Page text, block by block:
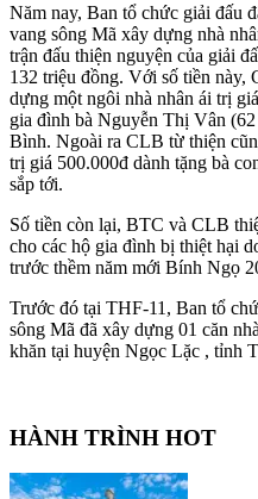
Năm nay, Ban tổ chức giải đấu
vang sông Mã xây dựng nhà
trận đấu thiện nguyện của giải
132 triệu đồng. Với số tiền
dựng một ngôi nhà nhân ái trị
gia đình bà Nguyễn Thị Vân
Bình. Ngoài ra CLB từ thiện
trị giá 500.000đ dành tặng bà
sắp tới.
Số tiền còn lại, BTC và CLB
cho các hộ gia đình bị thiệt hại
trước thềm năm mới Bính Ngọ
Trước đó tại THF-11, Ban tổ
sông Mã đã xây dựng 01 căn
khăn tại huyện Ngọc Lặc , tỉnh
HÀNH TRÌNH HOT